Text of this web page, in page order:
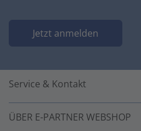
Jetzt anmelden
Service & Kontakt
ÜBER E-PARTNER WEBSHOP